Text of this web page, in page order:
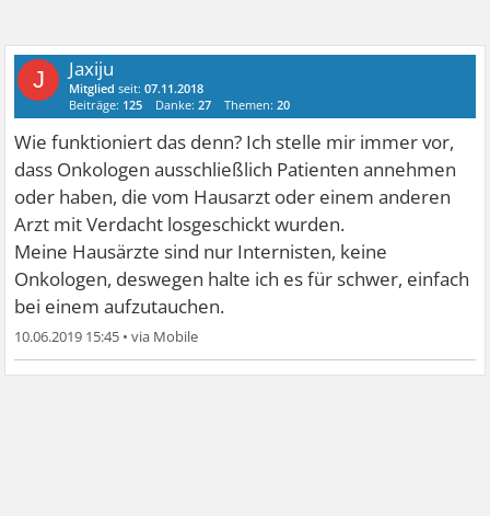
J Jaxiju
Mitglied seit:07.11.2018
Beiträge: 125 Danke:27 Themen:20
Wie funktioniert das denn? Ich stelle mir immer vor,
dass Onkologen ausschließlich Patienten annehmen
oder haben, die vom Hausarzt oder einem anderen
Arzt mit Verdacht losgeschickt wurden.
Meine Hausärzte sind nur Internisten, keine
Onkologen, deswegen halte ich es für schwer, einfach
bei einem aufzutauchen.
10.06.2019 15:45 •